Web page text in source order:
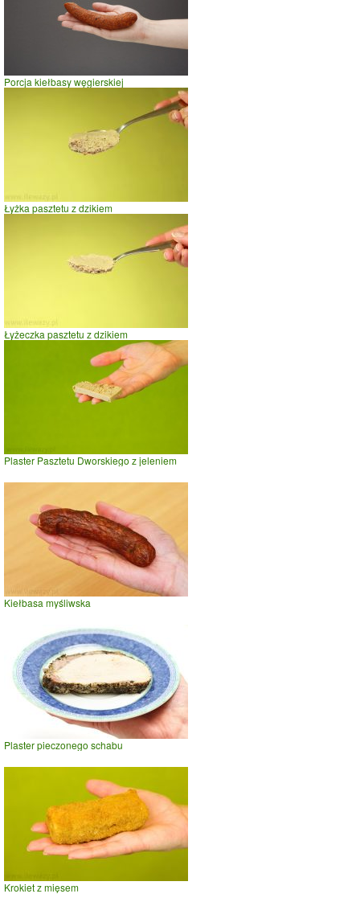
Porcja kiełbasy węgierskiej
Łyżka pasztetu z dzikiem
Łyżeczka pasztetu z dzikiem
Plaster Pasztetu Dworskiego z jeleniem
Kiełbasa myśliwska
Plaster pieczonego schabu
Krokiet z mięsem